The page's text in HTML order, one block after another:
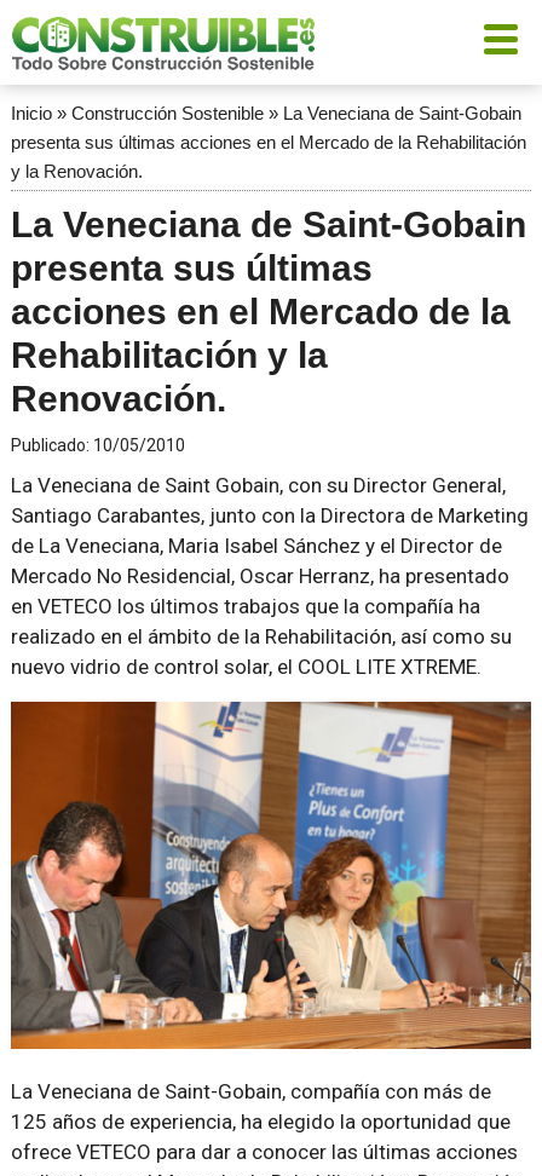
Inicio» Construcción Sostenible» La Veneciana de Saint-Gobain
presenta sus últimas acciones en el Mercado de la Rehabilitación
y la Renovación.
La Veneciana de Saint-Gobain
presenta sus últimas
acciones en el Mercado de la
Rehabilitación y la
Renovación.
Publicado: 10/05/2010
La Veneciana de Saint Gobain, con su Director General,
Santiago Carabantes, junto con la Directora de Marketing
de La Veneciana, Maria Isabel Sánchez y el Director de
Mercado No Residencial, Oscar Herranz, ha presentado
en VETECO los últimos trabajos que la compañía ha
realizado en el ámbito de la Rehabilitación, así como su
nuevo vidrio de control solar, el COOL LITE XTREME.
La Veneciana de Saint-Gobain, compañía con más de
125 años de experiencia, ha elegido la oportunidad que
ofrece VETECO para dar a conocer las últimas acciones